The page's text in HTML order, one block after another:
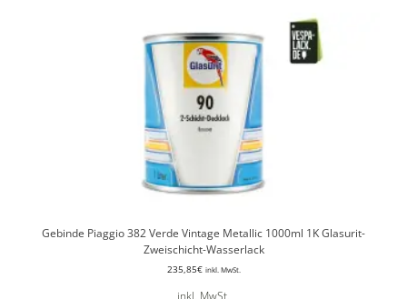
Gebinde Piaggio 382 Verde Vintage Metallic 1000ml 1K Glasurit-
Zweischicht-Wasserlack
235,85€ inkl. MwSt.
inkl. MwSt.